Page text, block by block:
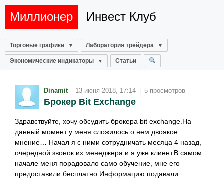
Миллионер Инвест Клуб
Торговые графики Лаборатория трейдера
Экономические индикаторы Статьи
Dinamit 13 июня 2018, 17:14 | 5 просмотров
Брокер Bit Exchange
Здравствуйте, хочу обсудить брокера bit exchange.На
данный момент у меня сложилось о нем двоякое
мнение… Начал я с ними сотрудничать месяца 4 назад,
очередной звонок их менеджера и я уже клиент.В самом
начале меня порадовало само обучение, мне его
предоставили бесплатно.Информацию подавали